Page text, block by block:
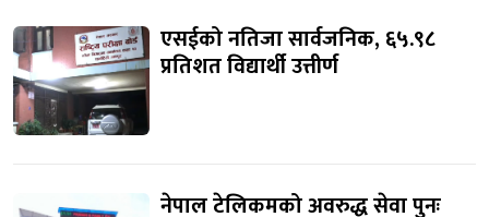
एसईको नतिजा सार्वजनिक, ६५.९८
प्रतिशत विद्यार्थी उत्तीर्ण
नेपाल टेलिकमको अवरुद्ध सेवा पुनः